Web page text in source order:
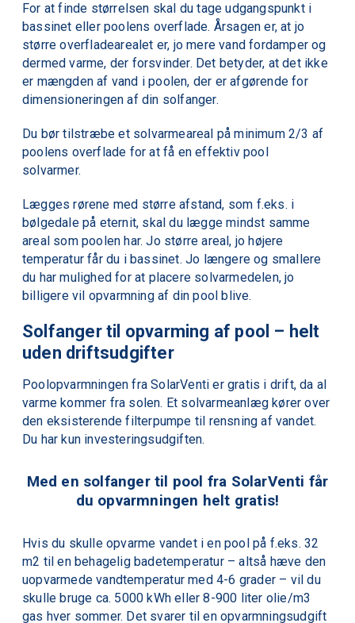
For at finde størrelsen skal du tage udgangspunkt i
bassinet eller poolens overflade. Årsagen er, at jo
større overfladearealet er, jo mere vand fordamper og
dermed varme, der forsvinder. Det betyder, at det ikke
er mængden af vand i poolen, der er afgørende for
dimensioneringen af din solfanger.
Du bør tilstræbe et solvarmeareal på minimum 2/3 af
poolens overflade for at få en effektiv pool
solvarmer.
Lægges rørene med større afstand, som f.eks. i
bølgedale på eternit, skal du lægge mindst samme
areal som poolen har. Jo større areal, jo højere
temperatur får du i bassinet. Jo længere og smallere
du har mulighed for at placere solvarmedelen,jo
billigere vil opvarmning af din pool blive.
Solfanger til opvarming af pool – helt
uden driftsudgifter
Poolopvarmningen fraSolarVenti er gratis i drift, da al
varme kommer fra solen. Et solvarmeanlæg kører over
den eksisterende filterpumpe til rensning af vandet.
Du har kun investeringsudgiften.
Med en solfanger til pool fra SolarVenti får
du opvarmningen helt gratis!
Hvis du skulle opvarme vandet i en pool på f.eks. 32
m2 til en behagelig badetemperatur – altså hæve den
uopvarmede vandtemperatur med 4-6 grader – vil du
skulle bruge ca. 5000 kWh eller 8-900 liter olie/m3
gas hver sommer. Det svarer til en opvarmningsudgift